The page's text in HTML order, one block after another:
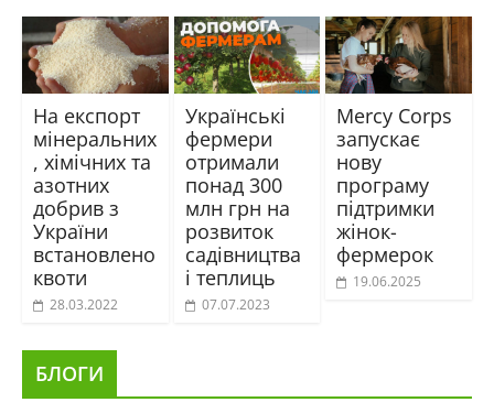
На експорт
мінеральних
, хімічних та
азотних
добрив з
України
встановлено
квоти
28.03.2022
Українські
фермери
отримали
понад 300
млн грн на
розвиток
садівництва
і теплиць
07.07.2023
Mercy Corps
запускає
нову
програму
підтримки
жінок-
фермерок
19.06.2025
БЛОГИ